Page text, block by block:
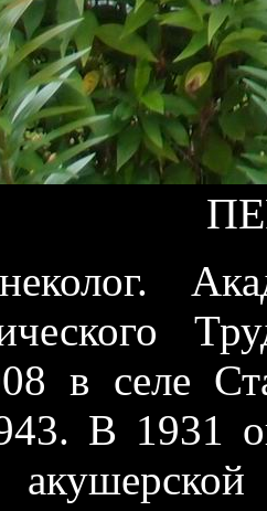
в селе
В 1931